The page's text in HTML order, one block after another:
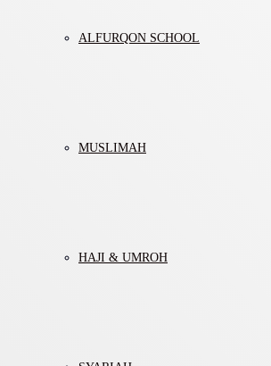
ALFURQON SCHOOL
MUSLIMAH
HAJI & UMROH